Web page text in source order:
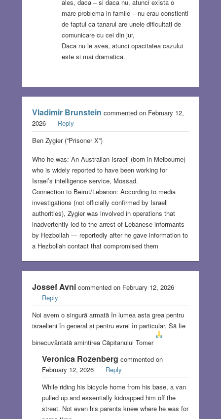
ales, daca – si daca nu, atunci exista o
mare problema in famile – nu erau constienti
de faptul ca tanarul are unele dificultati de
comunicare cu cei din jur,
Daca nu le avea, atunci opacitatea cazului
este si mai dramatica.
Vladimir Brunstein commented on February 12,
2026
Reply
Ben Zygier (“Prisoner X”)
Who he was: An Australian-Israeli (born in Melbourne)
who is widely reported to have been working for
Israel’s intelligence service, Mossad.
Connection to Beirut/Lebanon: According to media
investigations (not officially confirmed by Israeli
authorities), Zygier was involved in operations that
inadvertently led to the arrest of Lebanese informants
by Hezbollah — reportedly after he gave information to
a Hezbollah contact that compromised them
Jossef Avnicommented on February 12, 2026
Reply
Noi avem o singură armată în lumea asta grea pentru
israelieni în general și pentru evrei în particular. Să fie
binecuvântată amintirea Căpitanului Tomer
Veronica Rozenberg commented on
February 12, 2026
Reply
While riding his bicycle home from his base, a van
pulled up and essentially kidnapped him off the
street. Not even his parents knew where he was for